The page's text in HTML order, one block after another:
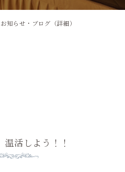
お知らせ・ブログ（詳細）
温活しよう！！